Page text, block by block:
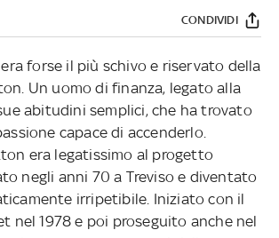
CONDIVIDI
forse il più schivo e riservato della
Un uomo di finanza, legato alla
abitudini semplici, che ha trovato
capace di accenderlo.
era legatissimo al progetto
negli anni 70 a Treviso e diventato
irripetibile. Iniziato con il
nel 1978 e poi proseguito anche nel